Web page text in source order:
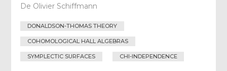
De Olivier Schiffmann
DONALDSON-THOMAS THEORY
COHOMOLOGICAL HALL ALGEBRAS
SYMPLECTIC SURFACES CHI-INDEPENDENCE